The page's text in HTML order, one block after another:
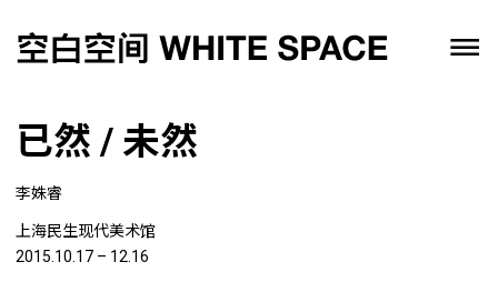
已然 / 未然
李姝睿
上海民生现代美术馆
2015.10.17 – 12.16